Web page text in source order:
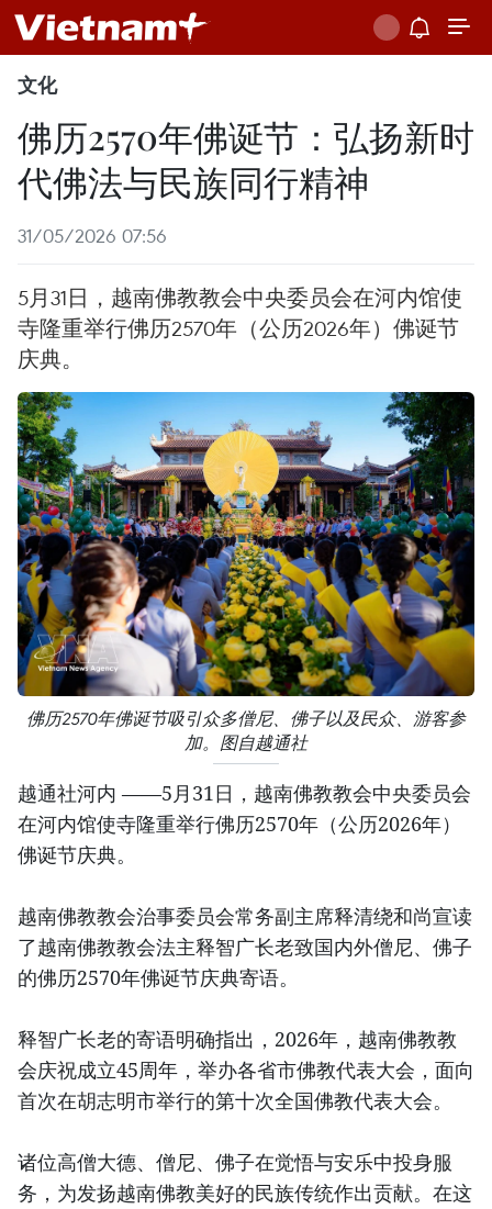
文化
佛历2570年佛诞节：弘扬新时
代佛法与民族同行精神
31/05/2026 07:56
5月31日，越南佛教教会中央委员会在河内馆使
寺隆重举行佛历2570年（公历2026年）佛诞节
庆典。
佛历2570年佛诞节吸引众多僧尼、佛子以及民众、游客参
加。图自越通社
越通社河内 ——5月31日，越南佛教教会中央委员会
在河内馆使寺隆重举行佛历2570年（公历2026年）
佛诞节庆典。
越南佛教教会治事委员会常务副主席释清绕和尚宣读
了越南佛教教会法主释智广长老致国内外僧尼、佛子
的佛历2570年佛诞节庆典寄语。
释智广长老的寄语明确指出，2026年，越南佛教教
会庆祝成立45周年，举办各省市佛教代表大会，面向
首次在胡志明市举行的第十次全国佛教代表大会。
诸位高僧大德、僧尼、佛子在觉悟与安乐中投身服
务，为发扬越南佛教美好的民族传统作出贡献。在这